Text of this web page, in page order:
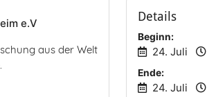
e.V
aus der Welt
Details
Beginn:
24. Juli
Ende:
24. Juli